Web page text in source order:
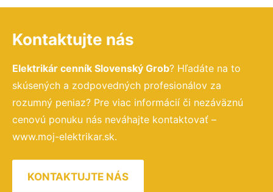
Kontaktujte nás
Elektrikár cenník Slovenský Grob? Hľadáte na to
skúsených a zodpovedných profesionálov za
rozumný peniaz? Pre viac informácií či nezáväznú
cenovú ponuku nás neváhajte kontaktovať –
www.moj-elektrikar.sk.
KONTAKTUJTE NÁS